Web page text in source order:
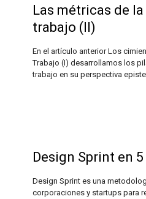
Las métricas de
trabajo (II)
En el artículo anterior Los
Trabajo (I) desarrollamos los
trabajo en su perspectiva
Design Sprint en
Design Sprint es una
corporaciones y startups para